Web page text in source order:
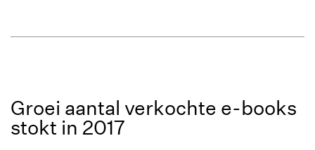
Groei aantal verkochte e-books
stokt in 2017